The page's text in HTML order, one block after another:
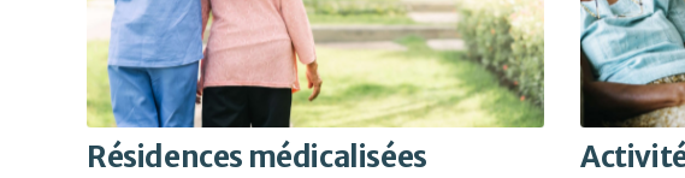
Résidences médicalisées